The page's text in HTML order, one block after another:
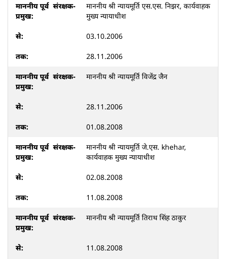
माननीय श्री न्यायमूर्ति एस.एस. निझर, कार्यवाहक
मुख्य न्यायाधीश
03.10.2006
28.11.2006
माननीय श्री न्यायमूर्ति विजेंद्र जैन
28.11.2006
01.08.2008
माननीय श्री न्यायमूर्ति जे.एस. khehar,
कार्यवाहक मुख्य न्यायाधीश
02.08.2008
11.08.2008
माननीय श्री न्यायमूर्ति तिराथ सिंह ठाकुर
11.08.2008